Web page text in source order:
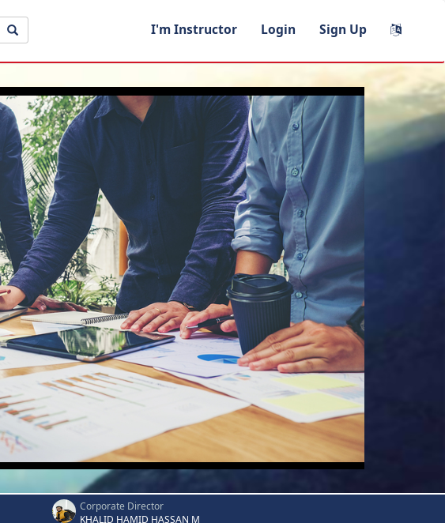
I'm Instructor Login Sign Up
Corporate Director
KHALID HAMID HASSAN M